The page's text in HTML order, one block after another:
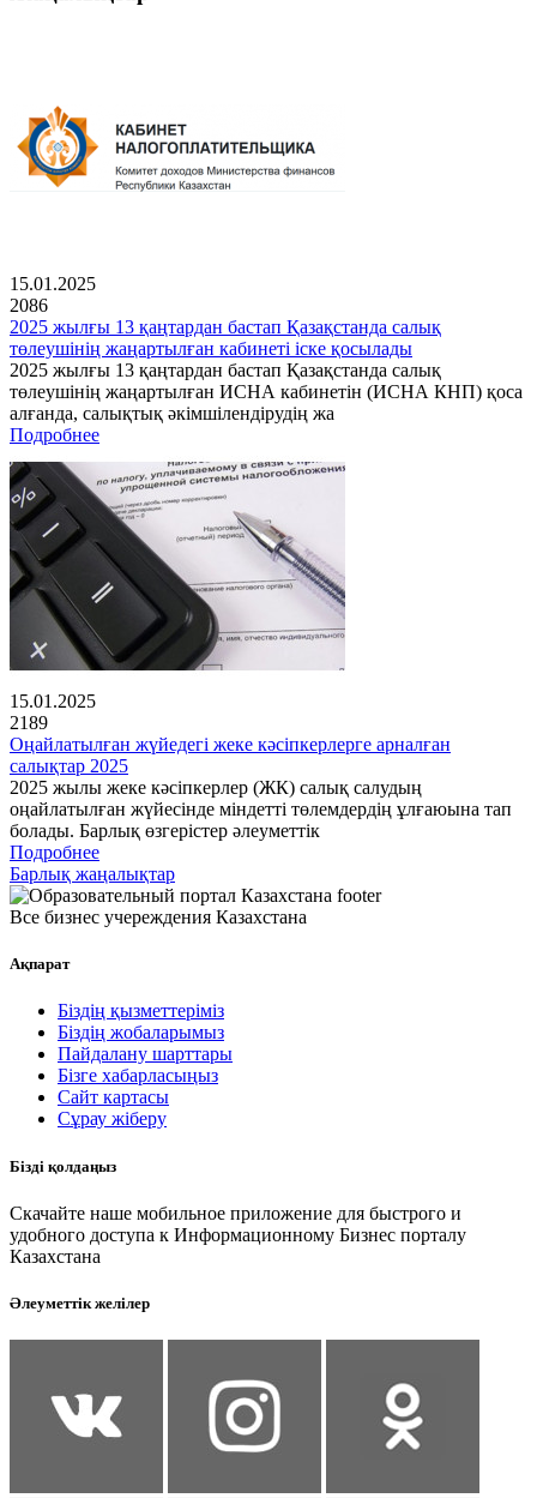
15.01.2025
2086
2025 жылғы 13 қаңтардан бастап Қазақстанда салық
төлеушінің жаңартылған кабинеті іске қосылады
2025 жылғы 13 қаңтардан бастап Қазақстанда салық
төлеушінің жаңартылған ИСНА кабинетін (ИСНА КНП) қоса
алғанда, салықтық әкімшілендірудің жа
Подробнее
15.01.2025
2189
Оңайлатылған жүйедегі жеке кәсіпкерлерге арналған
салықтар 2025
2025 жылы жеке кәсіпкерлер (ЖК) салық салудың
оңайлатылған жүйесінде міндетті төлемдердің ұлғаюына тап
болады. Барлық өзгерістер әлеуметтік
Подробнее
Барлық жаңалықтар
Все бизнес учереждения Казахстана
Ақпарат
Біздің қызметтеріміз
Біздің жобаларымыз
Пайдалану шарттары
Бізге хабарласыңыз
Сайт картасы
Сұрау жіберу
Бізді қолдаңыз
Скачайте наше мобильное приложение для быстрого и
удобного доступа к Информационному Бизнес порталу
Казахстана
Әлеуметтік желілер